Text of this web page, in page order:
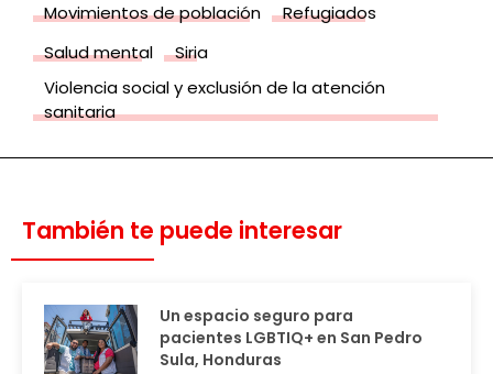
Movimientos de población
Refugiados
Salud mental
Siria
Violencia social y exclusión de la atención
sanitaria
También te puede interesar
Un espacio seguro para
pacientes LGBTIQ+ en San Pedro
Sula, Honduras